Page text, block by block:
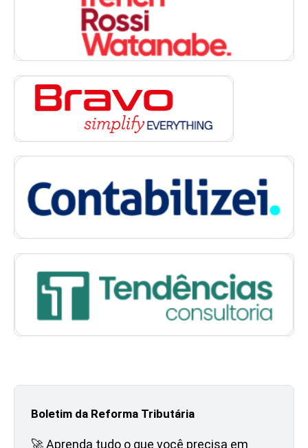
Boletim da Reforma Tributária
🚀 Aprenda tudo o que você precisa em